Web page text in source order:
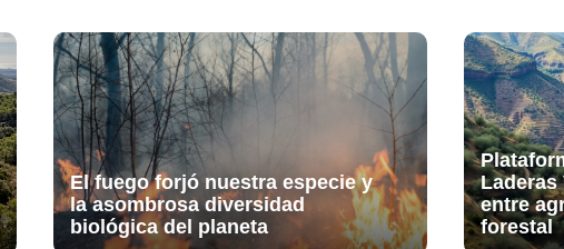
El fuego forjó nuestra especie y
la asombrosa diversidad
biológica del planeta
Laderas
entre
forestal